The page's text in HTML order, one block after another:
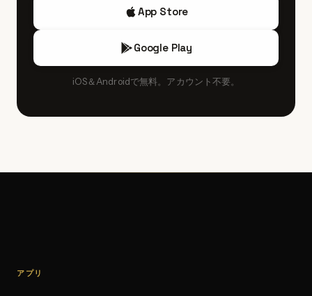
App Store
Google Play
iOS＆Androidで無料。アカウント不要。
アプリ